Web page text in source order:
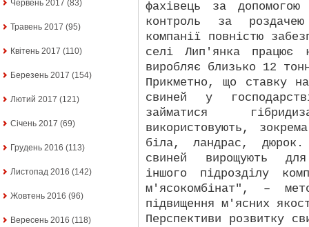
Червень 2017 (83)
Травень 2017 (95)
Квітень 2017 (110)
Березень 2017 (154)
Лютий 2017 (121)
Січень 2017 (69)
Грудень 2016 (113)
Листопад 2016 (142)
Жовтень 2016 (96)
Вересень 2016 (118)
фахівець за
контроль за
компанії повністю
селі Лип'янка працює
виробляє близько 12
Прикметно, що ставку
свиней у
займатися
використовують,
біла, ландрас,
свиней вирощують
іншого підрозділу
м'ясокомбінат", –
підвищення м'ясних
Перспективи розвитку